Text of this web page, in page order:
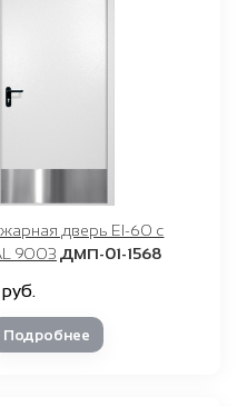
дверь EI-60 с
9003 ДМП-01-1568
Подробнее